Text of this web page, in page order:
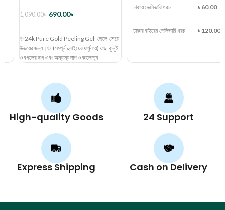
1,090.00৳ 690.00৳
✨24k Pure Gold Peeling Gel- ছেলে-মেয়ে
উভয়ের জন্য।✨ (সম্পূর্ন দুবাইয়ের ফর্মুলায়) ঘাড়, কুনুই
ও বগলের দাগ এবং অন্যান্য দাগ ও কালোত্ব
ঢাকায় ডেলিভারি খরচ ৳ 60.00
ঢাকার বাইরের ডেলিভারি খরচ ৳ 120.00
High-quality Goods 24 Support
Express Shipping Cash on Delivery